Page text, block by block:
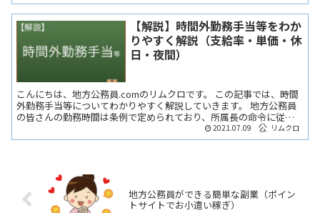
【解説】時間外勤務手当等をわか
りやすく解説（支給率・単価・休
日・夜間）
こんにちは、地方公務員.comのリムクロです。 この記事では、時間
外勤務手当等についてわかりやすく解説していきます。 地方公務員
の皆さんの勤務時間は条例で定められており、所属長の命令に従っ
て、勤務時間外に勤務する場合は、時間外勤務手当が支給...
2021.07.09 リムクロ
地方公務員ができる簡単な副業（ポイン
トサイトでお小遣い稼ぎ）